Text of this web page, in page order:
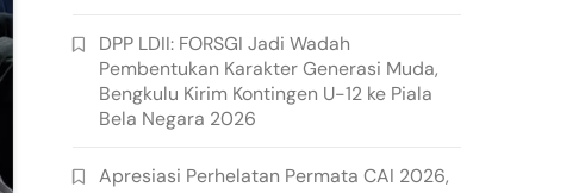
DPP LDII: FORSGI Jadi Wadah
Pembentukan Karakter Generasi Muda,
Bengkulu Kirim Kontingen U-12 ke Piala
Bela Negara 2026
Apresiasi Perhelatan Permata CAI 2026,